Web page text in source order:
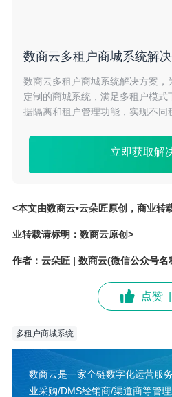
数商云多租户商城系统解
数商云多租户商城系统解决方案
定制的商城系统，满足多租户模
据隔离和租户管理功能，实现不同
立即获取解
<本文由数商云•云朵匠原创，商业转
业转载请标明：数商云原创>
作者：云朵匠 | 数商云(微信公众号名
点赞
多租户商城系统
数商云是一家全链数字化运营服
业采购/DMS经销商/渠道商等管理